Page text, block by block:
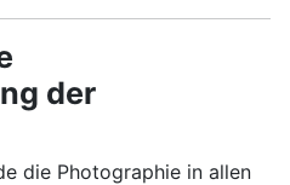
der
die Photographie in allen